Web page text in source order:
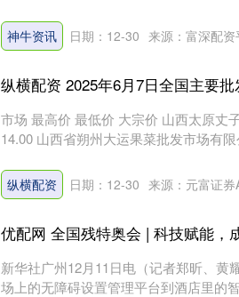
神牛资讯 日期：12-30 来源：富深配资
纵横配资 2025年6月7日全国主要
市场 最高价 最低价 大宗价 山西太原丈
14.00 山西省朔州大运果菜批发市场有
纵横配资 日期：12-30 来源：元富证券
优配网 全国残特奥会 | 科技赋能，
新华社广州12月11日电（记者郑昕、黄
场上的无障碍设置管理平台到酒店里的